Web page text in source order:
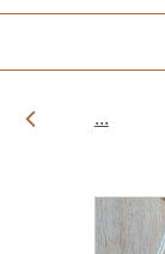
...